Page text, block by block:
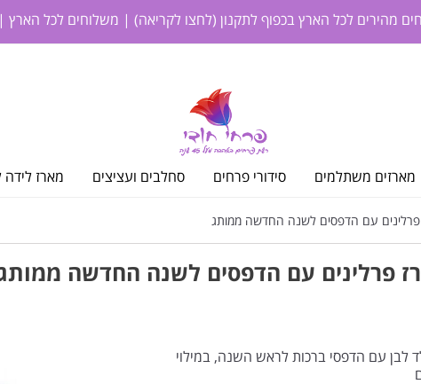
מהירים לכל הארץ בכפוף לתקנון (לחצו לקריאה) | משלוחים לכל הארץ |
מארזים משתלמים סידורי פרחים סחלבים ועציצים מארז לידה
עם הדפסים לשנה החדשה ממותג
פרלינים עם הדפסים לשנה החדשה
השנה 3 פרלינים משוקולד לבן עם הדפסי ברכות לראש השנה, במילוי